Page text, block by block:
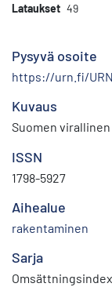
Lataukset 49
Pysyvä osoite
https://urn.fi/
Kuvaus
Suomen virallinen
ISSN
1798-5927
Aihealue
rakentaminen
Sarja